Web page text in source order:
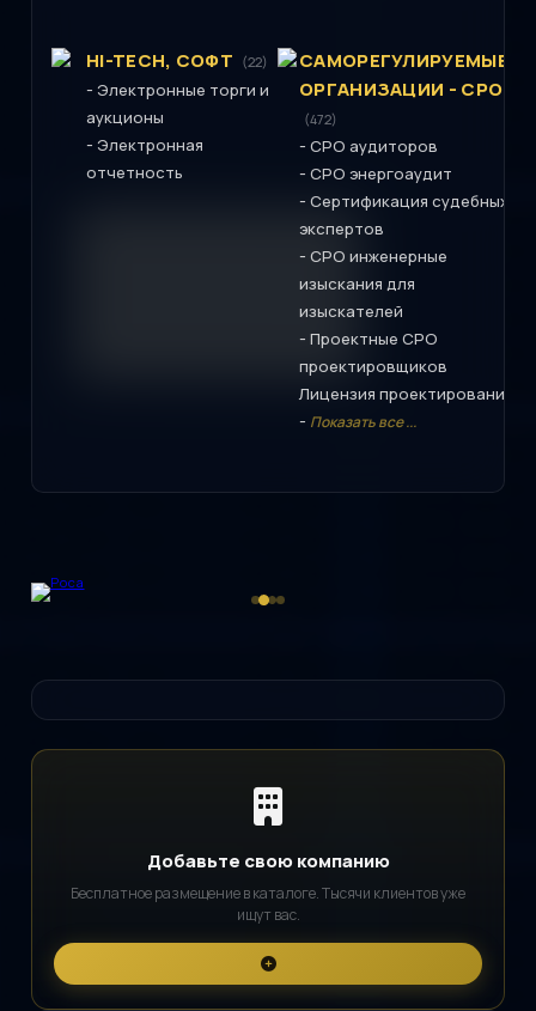
HI-TECH, СОФТ (22)
- Электронные торги и
аукционы
- Электронная
отчетность
САМОРЕГУЛИРУЕМЫЕ
ОРГАНИЗАЦИИ - СРО
(472)
- СРО аудиторов
- СРО энергоаудит
- Сертификация судебных
экспертов
- СРО инженерные
изыскания для
изыскателей
- Проектные СРО
проектировщиков
Лицензия проектирование
- Показать все ...
Добавьте свою компанию
Бесплатное размещение в каталоге. Тысячи клиентов уже
ищут вас.